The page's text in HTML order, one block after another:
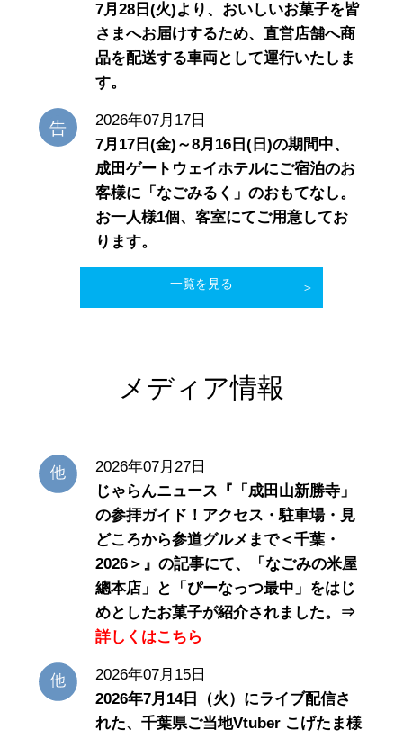
7月28日(火)より、おいしいお菓子を皆
さまへお届けするため、直営店舗へ商
品を配送する車両として運行いたしま
す。
2026年07月17日
7月17日(金)～8月16日(日)の期間中、
成田ゲートウェイホテルにご宿泊のお
客様に「なごみるく」のおもてなし。
お一人様1個、客室にてご用意してお
ります。
一覧を見る
メディア情報
2026年07月27日
じゃらんニュース『「成田山新勝寺」
の参拝ガイド！アクセス・駐車場・見
どころから参道グルメまで＜千葉・
2026＞』の記事にて、「なごみの米屋
總本店」と「ぴーなっつ最中」をはじ
めとしたお菓子が紹介されました。⇒
詳しくはこちら
2026年07月15日
2026年7月14日（火）にライブ配信さ
れた、千葉県ご当地Vtuber こげたま様